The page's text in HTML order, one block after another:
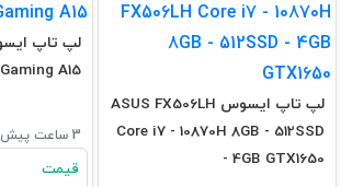
لپ تاپ ایسوس ASUS FX506LH
Core i7 - 10870H 8GB - 512SSD
- 4GB GTX1650
Gaming A15
3 ساعت پیش
قیمت